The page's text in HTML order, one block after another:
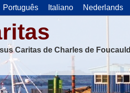
Português Italiano Nederlands
Caritas de Charles de Foucauld